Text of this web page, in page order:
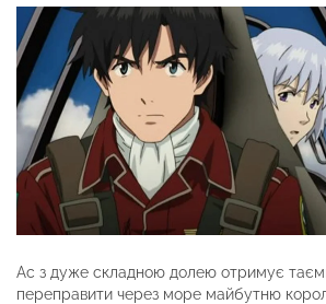
Ас з дуже складною долею отримує
переправити через море майбутню